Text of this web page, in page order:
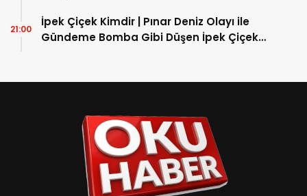
İpek Çiçek Kimdir | Pınar Deniz Olayı ile
Gündeme Bomba Gibi Düşen İpek Çiçek
21:00